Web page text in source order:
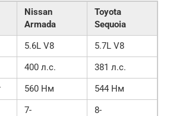
Nissan
Armada
Toyota
Sequoia
5.6L V8
5.7L V8
400 л.с.
381 л.с.
560 Нм 544 Нм
7-
8-